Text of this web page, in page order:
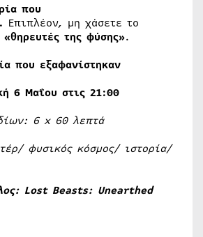
που
Επιπλέον, μη χάσετε το
«θηρευτές της φύσης».
που εξαφανίστηκαν
6 Μαΐου στις 21:00
6 x 60 λεπτά
φυσικός κόσμος/ ιστορία/
Lost Beasts: Unearthed